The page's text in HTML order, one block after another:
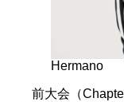
Hermano
前大会（